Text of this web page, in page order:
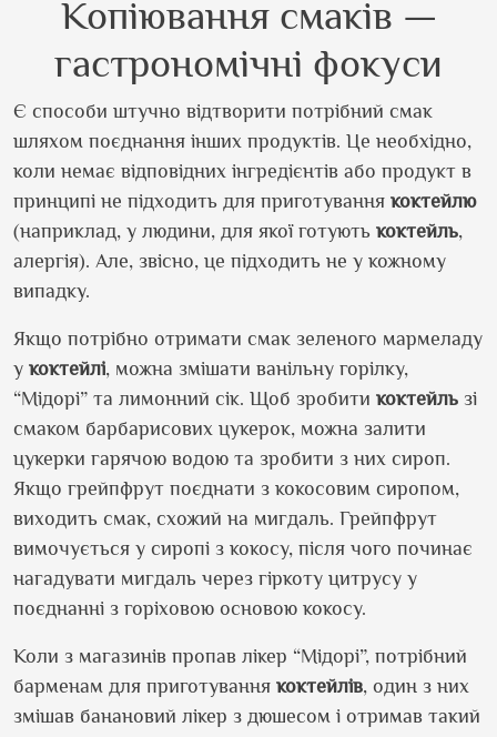
Копіювання смаків —
гастрономічні фокуси
Є способи штучно відтворити потрібний смак
шляхом поєднання інших продуктів. Це необхідно,
коли немає відповідних інгредієнтів або продукт в
принципі не підходить для приготування коктейлю
(наприклад, у людини, для якої готують коктейль,
алергія). Але, звісно, це підходить не у кожному
випадку.
Якщо потрібно отримати смак зеленого мармеладу
у коктейлі, можна змішати ванільну горілку,
“Мідорі” та лимонний сік. Щоб зробити коктейль зі
смаком барбарисових цукерок, можна залити
цукерки гарячою водою та зробити з них сироп.
Якщо грейпфрут поєднати з кокосовим сиропом,
виходить смак, схожий на мигдаль. Грейпфрут
вимочується у сиропі з кокосу, після чого починає
нагадувати мигдаль через гіркоту цитрусу у
поєднанні з горіховою основою кокосу.
Коли з магазинів пропав лікер “Мідорі”, потрібний
барменам для приготування коктейлів, один з них
змішав банановий лікер з дюшесом і отримав такий